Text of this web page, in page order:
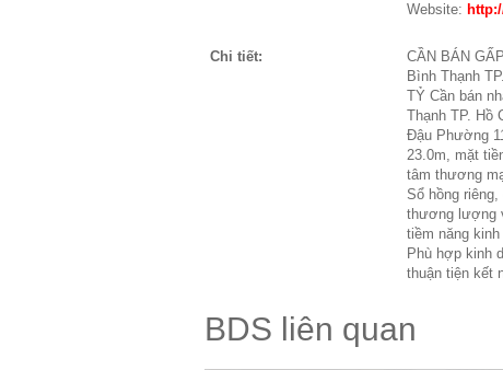
Website:
Chi tiết:
CẦN BÁN
Bình Thạnh
TỶ Cần bán
Thạnh TP. Hồ
Đậu Phường
23.0m, mặt
tâm thương
Sổ hồng
thương lượng
tiềm năng
Phù hợp kinh
thuận tiện kết
BDS liên quan